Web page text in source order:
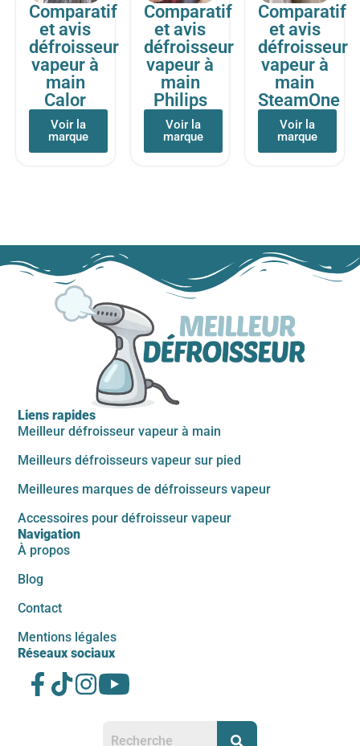
Comparatif
et avis
défroisseur
vapeur à
main
Calor
Voir la
marque
Comparatif
et avis
défroisseur
vapeur à
main
Philips
Voir la
marque
Comparatif
et avis
défroisseur
vapeur à
main
SteamOne
Voir la
marque
Liens rapides
Meilleur défroisseur vapeur à main
Meilleurs défroisseurs vapeur sur pied
Meilleures marques de défroisseurs vapeur
Accessoires pour défroisseur vapeur
Navigation
À propos
Blog
Contact
Mentions légales
Réseaux sociaux